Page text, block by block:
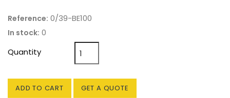
Reference: 0/39-BE100
In stock: 0
Quantity
ADD TO CART GET A QUOTE